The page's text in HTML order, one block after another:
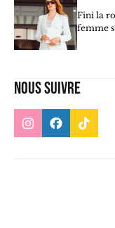
Fini la
femme
Nous suivre